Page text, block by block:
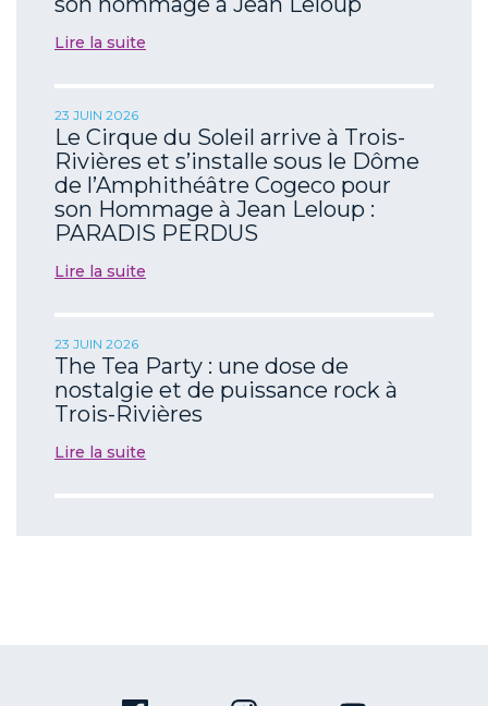
Lire la suite
23 JUIN 2026
Le Cirque du Soleil arrive à Trois-
Rivières et s’installe sous le Dôme
de l’Amphithéâtre Cogeco pour
son Hommage à Jean Leloup :
PARADIS PERDUS
Lire la suite
23 JUIN 2026
The Tea Party : une dose de
nostalgie et de puissance rock à
Trois-Rivières
Lire la suite